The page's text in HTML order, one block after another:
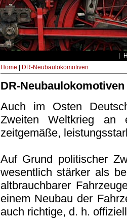
Home DR-Neubaulokomotiven
DR-Neubaulokomotiven
Auch im Osten
Zweiten Weltkrieg an
zeitgemäße,
Auf Grund politischer
wesentlich stärker als
altbrauchbarer
einem Neubau der
auch richtige, d. h.